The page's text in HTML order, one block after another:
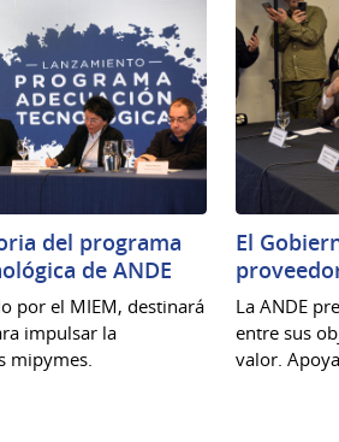
del programa
de ANDE
por el MIEM, destinará
impulsar la
mipymes.
El
La ANDE
entre sus
valor.